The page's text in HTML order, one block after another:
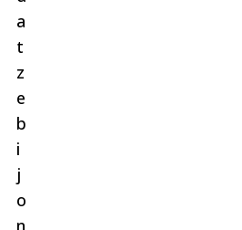
a
t
z
e
b
i
j
o
n